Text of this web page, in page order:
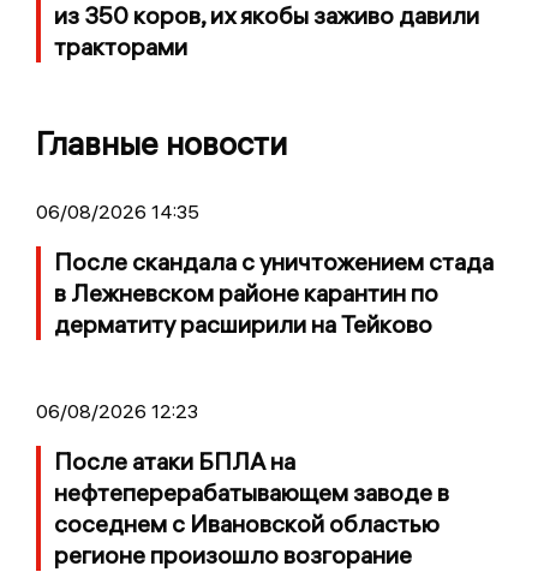
из 350 коров, их якобы заживо давили
тракторами
Главные новости
06/08/2026 14:35
После скандала с уничтожением стада
в Лежневском районе карантин по
дерматиту расширили на Тейково
06/08/2026 12:23
После атаки БПЛА на
нефтеперерабатывающем заводе в
соседнем с Ивановской областью
регионе произошло возгорание